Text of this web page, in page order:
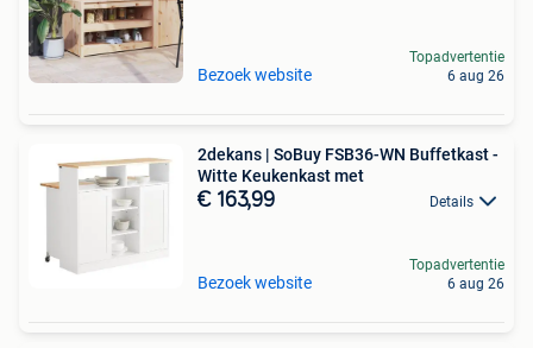
Bezoek website
Topadvertentie
6 aug 26
2dekans | SoBuy FSB36-WN Buffetkast -
Witte Keukenkast met
€ 163,99 Details
Bezoek website
Topadvertentie
6 aug 26